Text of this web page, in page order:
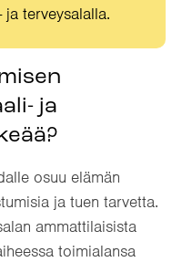
terveysalalla.
ja
osuu elämän
ja tuen tarvetta.
ammattilaisista
toimialansa